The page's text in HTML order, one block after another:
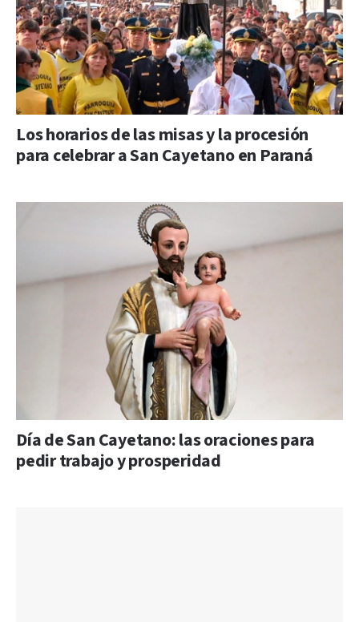
Los horarios de las misas y la procesión
para celebrar a San Cayetano en Paraná
Día de San Cayetano: las oraciones para
pedir trabajo y prosperidad